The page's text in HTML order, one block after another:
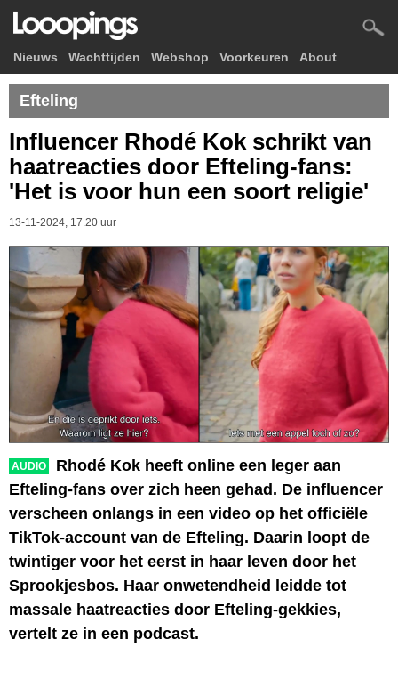
Nieuws Wachttijden Webshop Voorkeuren About
Efteling
Influencer Rhodé Kok schrikt van
haatreacties door Efteling-fans:
'Het is voor hun een soort religie'
13-11-2024, 17.20 uur
AUDIO
Rhodé Kok heeft online een leger aan
Efteling-fans over zich heen gehad. De influencer
verscheen onlangs in een video op het officiële
TikTok-account van de Efteling. Daarin loopt de
twintiger voor het eerst in haar leven door het
Sprookjesbos. Haar onwetendheid leidde tot
massale haatreacties door Efteling-gekkies,
vertelt ze in een podcast.